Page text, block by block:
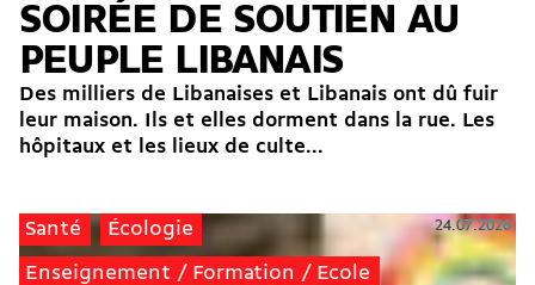
SOIRÉE DE SOUTIEN AU
PEUPLE LIBANAIS
Des milliers de Libanaises et Libanais ont dû fuir
leur maison. Ils et elles dorment dans la rue. Les
hôpitaux et les lieux de culte...
Santé Écologie
Enseignement / Formation / Ecole
24.07.2026